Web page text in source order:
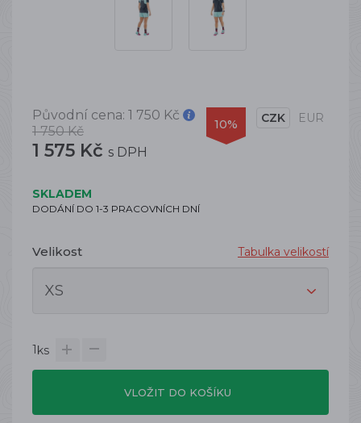
Původní cena: 1 750 Kč
1 750 Kč
1 575 Kč s DPH
10% CZK EUR
SKLADEM
DODÁNÍ DO 1-3 PRACOVNÍCH DNÍ
Velikost Tabulka velikostí
1ks
VLOŽIT DO KOŠÍKU